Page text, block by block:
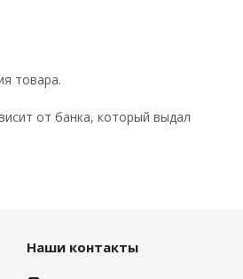
товара.
от банка, который выдал
Наши контакты